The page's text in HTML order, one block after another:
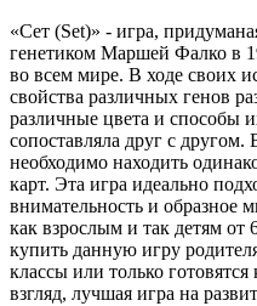
«Сет (Set)» - игра,
генетиком Маршей Фалко в
во всем мире. В ходе своих
свойства различных генов
различные цвета и способы
сопоставляла друг с
необходимо находить
карт. Эта игра идеально
внимательность и образное
как взрослым и так детям от
купить данную игру
классы или только
взгляд, лучшая игра на